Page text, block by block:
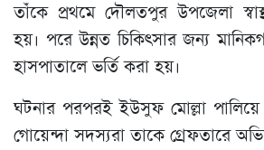
তাঁকে প্রথমে দৌলতপুর উপজেলা
হয়। পরে উন্নত চিকিৎসার জন্য
হাসপাতালে ভর্তি করা হয়।
ঘটনার পরপরই ইউসুফ মোল্লা
গোয়েন্দা সদস্যরা তাকে গ্রেফতারে